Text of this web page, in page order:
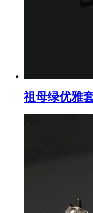
祖母绿优雅